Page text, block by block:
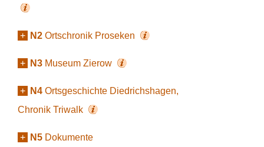
+ N2 Ortschronik Proseken
+ N3 Museum Zierow
+ N4 Ortsgeschichte Diedrichshagen,
Chronik Triwalk
+ N5 Dokumente